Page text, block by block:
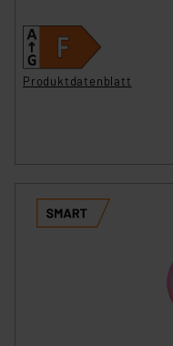
Produktdatenblatt